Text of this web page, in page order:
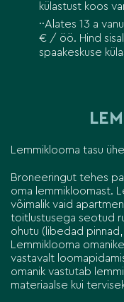
külastust koos
Alates 13 a
€ / öö. Hind
spaakeskuse
Lemmiklooma tasu
Broneeringut tehes
oma lemmikloomast.
võimalik vaid
toitlustusega seotud
ohutu (libedad
Lemmiklooma
vastavalt
omanik vastutab
materiaalse kui